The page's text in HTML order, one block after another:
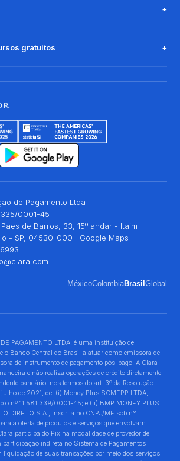
gratuitos
de Pagamento Ltda
0001-45
Paes de Barros, 33, 15º andar - Itaim
- SP, 04530-000 · Google Maps
MéxicoColombiaBrasil Global
PAGAMENTO LTDA. é uma instituição de
Banco Central do Brasil a atuar como emissora de
de instrumento de pagamento pós-pago. A Clara
e não realiza operações de crédito diretamente,
bancário, nos termos do art. 3º da Resolução
de 2021, de: (i) Money Plus SCMEPP LTDA,
o nº 11.581.339/0001-45; e (ii) BMP MONEY PLUS
DIRETO S.A., inscrita no CNPJ/MF sob n°
a oferta de produtos e serviços que envolvam
participa do Pix na modalidade de provedor de
indireta no Sistema de Pagamentos
liquidação de suas transações por meio dos serviços